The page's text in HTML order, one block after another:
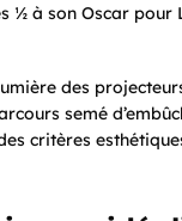
½ à son Oscar pour
des
semé
critères